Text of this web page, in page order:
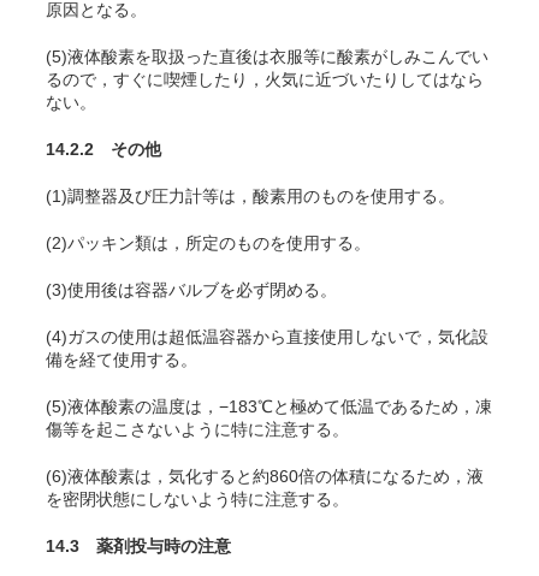
原因となる。
(5)液体酸素を取扱った直後は衣服等に酸素がしみこんでい
るので，すぐに喫煙したり，火気に近づいたりしてはなら
ない。
14.2.2 その他
(1)調整器及び圧力計等は，酸素用のものを使用する。
(2)パッキン類は，所定のものを使用する。
(3)使用後は容器バルブを必ず閉める。
(4)ガスの使用は超低温容器から直接使用しないで，気化設
備を経て使用する。
(5)液体酸素の温度は，−183℃と極めて低温であるため，凍
傷等を起こさないように特に注意する。
(6)液体酸素は，気化すると約860倍の体積になるため，液
を密閉状態にしないよう特に注意する。
14.3 薬剤投与時の注意